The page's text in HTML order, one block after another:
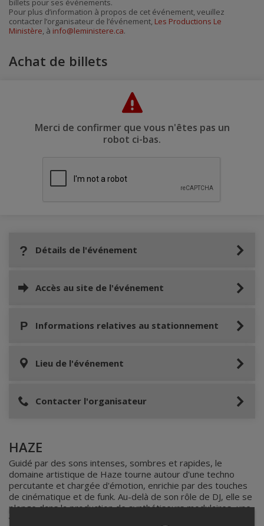
billets pour ses événements.
Pour plus d’information à propos de cet événement, veuillez
contacter l’organisateur de l’événement, Les Productions Le
Ministère, à info@leministere.ca.
Achat de billets
Merci de confirmer que vous n'êtes pas un
robot ci-bas.
Détails de l'événement
Accès au site de l'événement
Informations relatives au stationnement
Lieu de l'événement
Contacter l'organisateur
HAZE
Guidé par des sons intenses, sombres et rapides, le
domaine artistique de Haze tourne autour d'une techno
percutante et chargée d'émotion, enrichie par des touches
de cinématique et de funk. Au-delà de son rôle de DJ, elle se
plonge dans la production de synthétiseurs modulaires, une
voie qui l'aide à sculpter son identité et sa perspective.